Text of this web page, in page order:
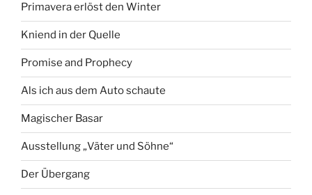
Primavera erlöst den Winter
Kniend in der Quelle
Promise and Prophecy
Als ich aus dem Auto schaute
Magischer Basar
Ausstellung „Väter und Söhne“
Der Übergang